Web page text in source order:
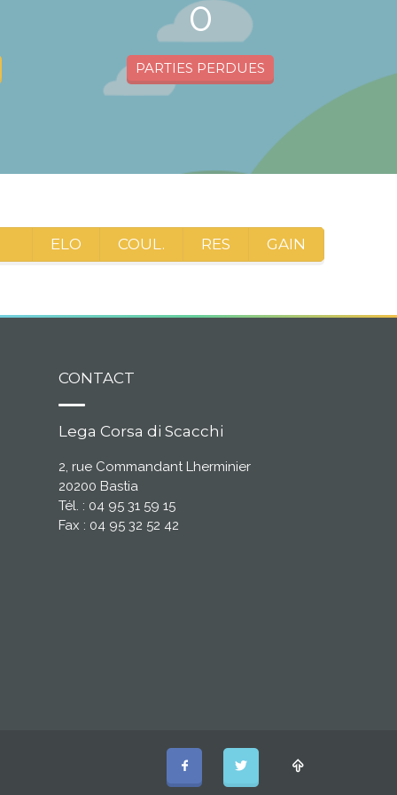
0
PARTIES PERDUES
ELO COUL. RES GAIN
CONTACT
Lega Corsa di Scacchi
2, rue Commandant Lherminier
20200 Bastia
Tél. : 04 95 31 59 15
Fax : 04 95 32 52 42